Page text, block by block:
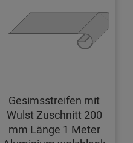
Gesimsstreifen mit
Wulst Zuschnitt 200
mm Länge 1 Meter